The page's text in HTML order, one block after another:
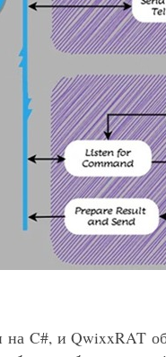
на C#, и QwixxRAT